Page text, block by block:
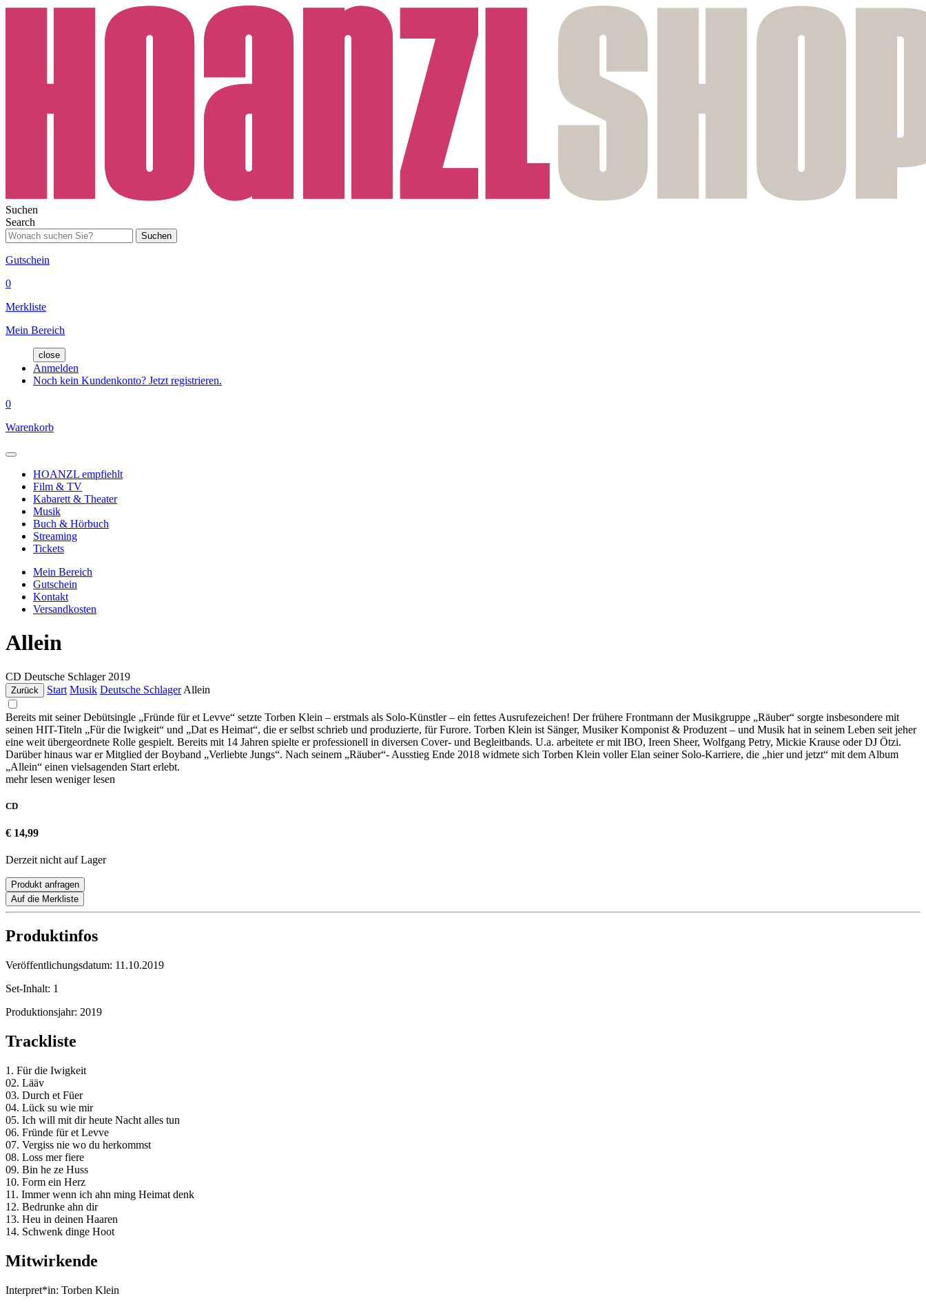
Suchen
Search
Suchen
Gutschein
0
Merkliste
Mein Bereich
close
Anmelden
Noch kein Kundenkonto? Jetzt registrieren.
0
Warenkorb
HOANZL empfiehlt
Film & TV
Kabarett & Theater
Musik
Buch & Hörbuch
Streaming
Tickets
Mein Bereich
Gutschein
Kontakt
Versandkosten
Allein
CD Deutsche Schlager 2019
Zurück Start Musik Deutsche Schlager Allein
Bereits mit seiner Debütsingle „Fründe für et Levve“ setzte Torben Klein – erstmals als Solo-Künstler – ein fettes Ausrufezeichen! Der frühere Frontmann der Musikgruppe „Räuber“ sorgte insbesondere mit
seinen HIT-Titeln „Für die Iwigkeit“ und „Dat es Heimat“, die er selbst schrieb und produzierte, für Furore. Torben Klein ist Sänger, Musiker Komponist & Produzent – und Musik hat in seinem Leben seit jeher
eine weit übergeordnete Rolle gespielt. Bereits mit 14 Jahren spielte er professionell in diversen Cover- und Begleitbands. U.a. arbeitete er mit IBO, Ireen Sheer, Wolfgang Petry, Mickie Krause oder DJ Ötzi.
Darüber hinaus war er Mitglied der Boyband „Verliebte Jungs“. Nach seinem „Räuber“- Ausstieg Ende 2018 widmete sich Torben Klein voller Elan seiner Solo-Karriere, die „hier und jetzt“ mit dem Album
„Allein“ einen vielsagenden Start erlebt.
mehr lesen weniger lesen
CD
€ 14,99
Derzeit nicht auf Lager
Produkt anfragen
Auf die Merkliste
Produktinfos
Veröffentlichungsdatum: 11.10.2019
Set-Inhalt: 1
Produktionsjahr: 2019
Trackliste
1. Für die Iwigkeit
02. Lääv
03. Durch et Füer
04. Lück su wie mir
05. Ich will mit dir heute Nacht alles tun
06. Fründe für et Levve
07. Vergiss nie wo du herkommst
08. Loss mer fiere
09. Bin he ze Huss
10. Form ein Herz
11. Immer wenn ich ahn ming Heimat denk
12. Bedrunke ahn dir
13. Heu in deinen Haaren
14. Schwenk dinge Hoot
Mitwirkende
Interpret*in: Torben Klein